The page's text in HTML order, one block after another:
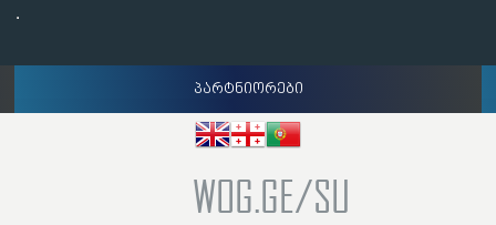
პარტნიორები
WOG.GE/SU